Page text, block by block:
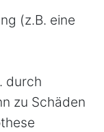
(z.B. eine
durch
zu Schäden